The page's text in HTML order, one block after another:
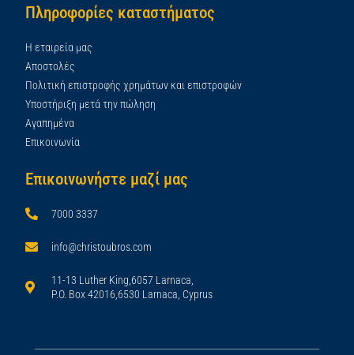
Πληροφορίες καταστήματος
Η εταιρεία μας
Αποστολές
Πολιτική επιστροφής χρημάτων και επιστροφών
Υποστήριξη μετά την πώληση
Αγαπημένα
Επικοινωνία
Επικοινωνήστε μαζί μας
7000 3337
info@christoubros.com
11-13 Luther King,6057 Larnaca,
P.O. Box 42016,6530 Larnaca, Cyprus